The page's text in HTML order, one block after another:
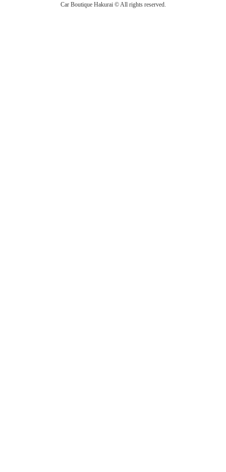
Car Boutique Hakurai © All rights reserved.